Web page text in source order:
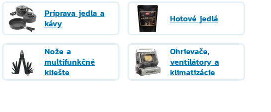
Príprava jedla a
kávy
Hotové jedlá
Nože a
multifunkčné
kliešte
Ohrievače,
ventilátory a
klimatizácie